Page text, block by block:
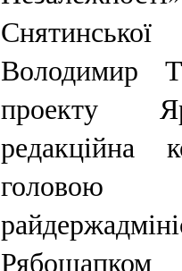
Володимир
проекту
редакційна
головою